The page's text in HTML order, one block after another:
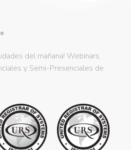
del mañana! Webinars,
y Semi-Presenciales de